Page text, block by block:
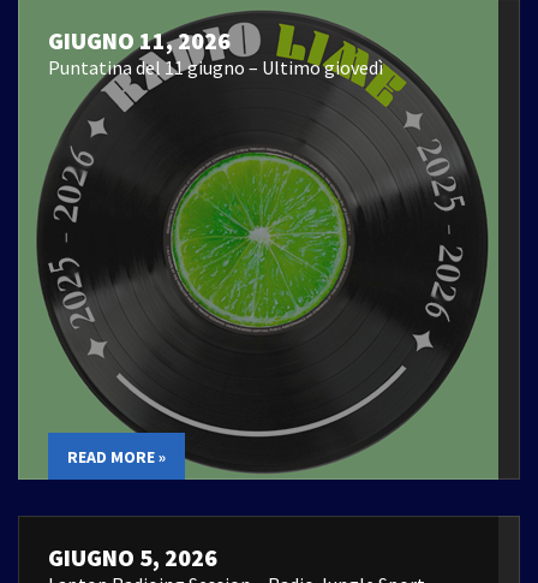
GIUGNO 11, 2026
Puntatina del 11 giugno – Ultimo giovedì
READ MORE »
GIUGNO 5, 2026